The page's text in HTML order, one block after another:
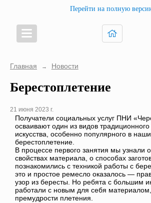
Перейти на полную
Главная → Новости
Берестоплетение
21 июня 2023 г.
Получатели социальных услуг ПНИ
осваивают один из видов
искусства, особенно популярного в
берестоплетение.
В процессе первого занятия мы узнали
свойствах материала, о способах
познакомились с техникой работы с
это и простое ремесло оказалось —
узор из бересты. Но ребята с большим
работали с новым для себя
премудрости плетения.